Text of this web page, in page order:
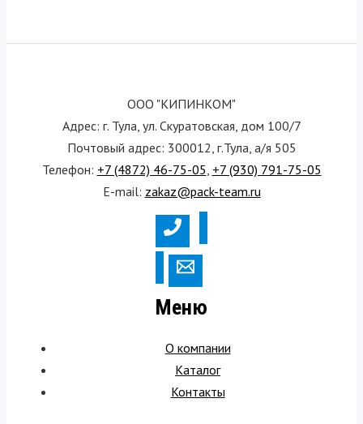
ООО "КИПИНКОМ"
Адрес: г. Тула, ул. Скуратовская, дом 100/7
Почтовый адрес: 300012, г.Тула, а/я 505
Телефон: +7 (4872) 46-75-05, +7 (930) 791-75-05
E-mail: zakaz@pack-team.ru
Меню
О компании
Каталог
Контакты